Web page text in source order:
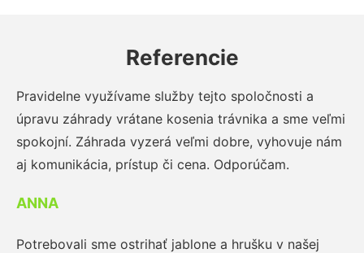
Referencie
Pravidelne využívame služby tejto spoločnosti a
úpravu záhrady vrátane kosenia trávnika a sme veľmi
spokojní. Záhrada vyzerá veľmi dobre, vyhovuje nám
aj komunikácia, prístup či cena. Odporúčam.
ANNA
Potrebovali sme ostrihať jablone a hrušku v našej